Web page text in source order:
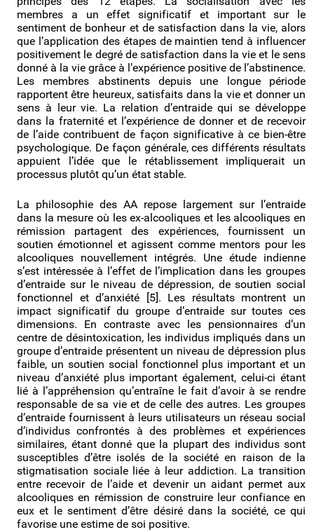
membres a un effet significatif et important sur le
sentiment de bonheur et de satisfaction dans la vie, alors
que l’application des étapes de maintien tend à influencer
positivement le degré de satisfaction dans la vie et le sens
donné à la vie grâce à l’expérience positive de l’abstinence.
Les membres abstinents depuis une longue période
rapportent être heureux, satisfaits dans la vie et donner un
sens à leur vie. La relation d’entraide qui se développe
dans la fraternité et l’expérience de donner et de recevoir
de l’aide contribuent de façon significative à ce bien-être
psychologique. De façon générale, ces différents résultats
appuient l’idée que le rétablissement impliquerait un
processus plutôt qu’un état stable.
La philosophie des AA repose largement sur l’entraide
dans la mesure où les ex-alcooliques et les alcooliques en
rémission partagent des expériences, fournissent un
soutien émotionnel et agissent comme mentors pour les
alcooliques nouvellement intégrés. Une étude indienne
s’est intéressée à l’effet de l’implication dans les groupes
d’entraide sur le niveau de dépression, de soutien social
fonctionnel et d’anxiété [5]. Les résultats montrent un
impact significatif du groupe d’entraide sur toutes ces
dimensions. En contraste avec les pensionnaires d’un
centre de désintoxication, les individus impliqués dans un
groupe d’entraide présentent un niveau de dépression plus
faible, un soutien social fonctionnel plus important et un
niveau d’anxiété plus important également, celui-ci étant
lié à l’appréhension qu’entraîne le fait d’avoir à se rendre
responsable de sa vie et de celle des autres. Les groupes
d’entraide fournissent à leurs utilisateurs un réseau social
d’individus confrontés à des problèmes et expériences
similaires, étant donné que la plupart des individus sont
susceptibles d’être isolés de la société en raison de la
stigmatisation sociale liée à leur addiction. La transition
entre recevoir de l’aide et devenir un aidant permet aux
alcooliques en rémission de construire leur confiance en
eux et le sentiment d’être désiré dans la société, ce qui
favorise une estime de soi positive.